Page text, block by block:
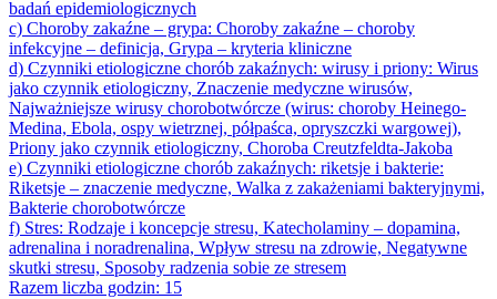
badań epidemiologicznych
c) Choroby zakaźne – grypa: Choroby zakaźne – choroby
infekcyjne – definicja, Grypa – kryteria kliniczne
d) Czynniki etiologiczne chorób zakaźnych: wirusy i priony: Wirus
jako czynnik etiologiczny, Znaczenie medyczne wirusów,
Najważniejsze wirusy chorobotwórcze (wirus: choroby Heinego-
Medina, Ebola, ospy wietrznej, półpaśca, opryszczki wargowej),
Priony jako czynnik etiologiczny, Choroba Creutzfeldta-Jakoba
e) Czynniki etiologiczne chorób zakaźnych: riketsje i bakterie:
Riketsje – znaczenie medyczne, Walka z zakażeniami bakteryjnymi,
Bakterie chorobotwórcze
f) Stres: Rodzaje i koncepcje stresu, Katecholaminy – dopamina,
adrenalina i noradrenalina, Wpływ stresu na zdrowie, Negatywne
skutki stresu, Sposoby radzenia sobie ze stresem
Razem liczba godzin: 15